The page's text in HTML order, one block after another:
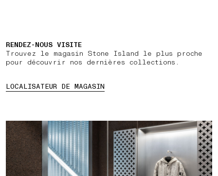
RENDEZ-NOUS VISITE
Trouvez le magasin Stone Island le plus proche
pour découvrir nos dernières collections.
LOCALISATEUR DE MAGASIN